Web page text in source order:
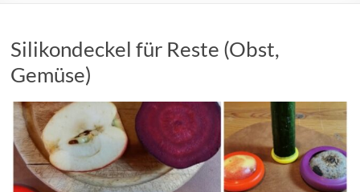
Silikondeckel für Reste (Obst,
Gemüse)